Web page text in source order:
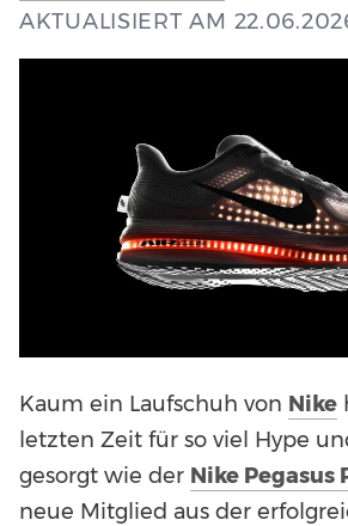
AKTUALISIERT AM
Kaum ein Laufschuh von Nike
letzten Zeit für so viel Hype
gesorgt wie der Nike Pegasus
neue Mitglied aus der